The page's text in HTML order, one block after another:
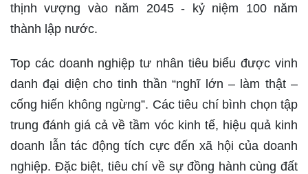
thịnh vượng vào năm 2045 - kỷ niệm 100 năm
thành lập nước.
Top các doanh nghiệp tư nhân tiêu biểu được vinh
danh đại diện cho tinh thần “nghĩ lớn – làm thật –
cống hiến không ngừng”. Các tiêu chí bình chọn tập
trung đánh giá cả về tầm vóc kinh tế, hiệu quả kinh
doanh lẫn tác động tích cực đến xã hội của doanh
nghiệp. Đặc biệt, tiêu chí về sự đồng hành cùng đất